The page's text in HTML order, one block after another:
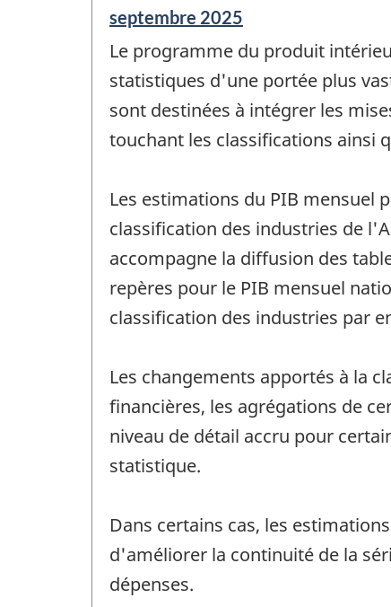
Période
référence
de
changement
-
septembre 2025
Le programme du produit
statistiques d'une portée plus
sont destinées à intégrer les
touchant les classifications ainsi
Les estimations du PIB mensuel
classification des industries de
accompagne la diffusion des
repères pour le PIB mensuel
classification des industries par
Les changements apportés à la
financières, les agrégations de
niveau de détail accru pour
statistique.
Dans certains cas, les
d'améliorer la continuité de la
dépenses.